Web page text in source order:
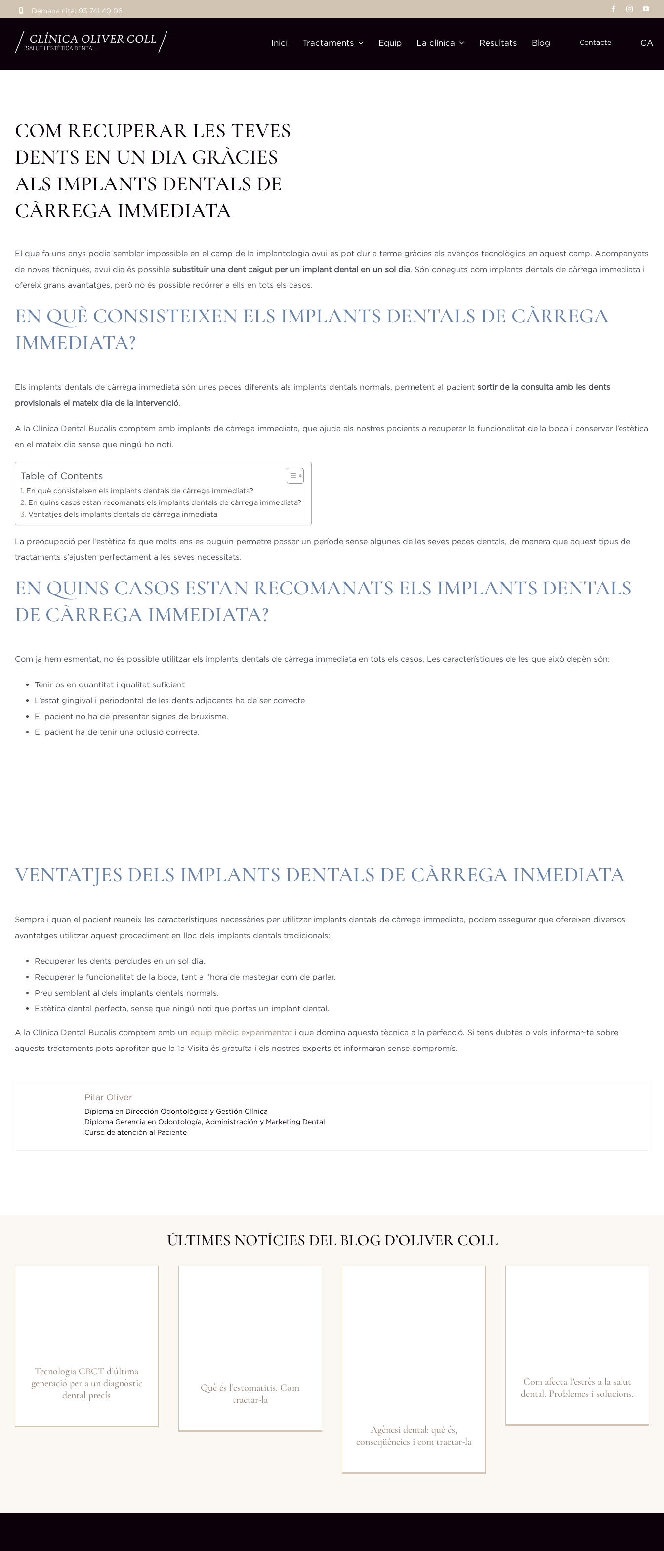
content
Demana cita: 93 741 40 06
Inici Tractaments Equip La clínica Resultats Blog Contacte CA
COM RECUPERAR LES TEVES
DENTS EN UN DIA GRÀCIES
ALS IMPLANTS DENTALS DE
CÀRREGA IMMEDIATA
El que fa uns anys podia semblar impossible en el camp de la implantologia avui es pot dur a terme gràcies als avenços tecnològics en aquest camp. Acompanyats
de noves tècniques, avui dia és possible substituir una dent caigut per un implant dental en un sol dia. Són coneguts com implants dentals de càrrega immediata i
ofereix grans avantatges, però no és possible recórrer a ells en tots els casos.
EN QUÈ CONSISTEIXEN ELS IMPLANTS DENTALS DE CÀRREGA
IMMEDIATA?
Els implants dentals de càrrega immediata són unes peces diferents als implants dentals normals, permetent al pacient sortir de la consulta amb les dents
provisionals el mateix dia de la intervenció.
A la Clínica Dental Bucalis comptem amb implants de càrrega immediata, que ajuda als nostres pacients a recuperar la funcionalitat de la boca i conservar l’estètica
en el mateix dia sense que ningú ho noti.
Table of Contents
En què consisteixen els implants dentals de càrrega immediata?
En quins casos estan recomanats els implants dentals de càrrega immediata?
Ventatjes dels implants dentals de càrrega inmediata
La preocupació per l’estètica fa que molts ens es puguin permetre passar un període sense algunes de les seves peces dentals, de manera que aquest tipus de
tractaments s’ajusten perfectament a les seves necessitats.
EN QUINS CASOS ESTAN RECOMANATS ELS IMPLANTS DENTALS
DE CÀRREGA IMMEDIATA?
Com ja hem esmentat, no és possible utilitzar els implants dentals de càrrega immediata en tots els casos. Les característiques de les que això depèn són:
Tenir os en quantitat i qualitat suficient
L’estat gingival i periodontal de les dents adjacents ha de ser correcte
El pacient no ha de presentar signes de bruxisme.
El pacient ha de tenir una oclusió correcta.
VENTATJES DELS IMPLANTS DENTALS DE CÀRREGA INMEDIATA
Sempre i quan el pacient reuneix les característiques necessàries per utilitzar implants dentals de càrrega immediata, podem assegurar que ofereixen diversos
avantatges utilitzar aquest procediment en lloc dels implants dentals tradicionals:
Recuperar les dents perdudes en un sol dia.
Recuperar la funcionalitat de la boca, tant a l’hora de mastegar com de parlar.
Preu semblant al dels implants dentals normals.
Estètica dental perfecta, sense que ningú noti que portes un implant dental.
A la Clínica Dental Bucalis comptem amb un equip mèdic experimentati que domina aquesta tècnica a la perfecció. Si tens dubtes o vols informar-te sobre
aquests tractaments pots aprofitar que la 1a Visita és gratuïta i els nostres experts et informaran sense compromís.
Pilar Oliver
Diploma en Dirección Odontológica y Gestión Clínica
Diploma Gerencia en Odontología, Administración y Marketing Dental
Curso de atención al Paciente
ÚLTIMES NOTÍCIES DEL BLOG D’OLIVER COLL
Tecnologia CBCT d’última
generació per a un diagnòstic
dental precís
Què és l’estomatitis. Com
tractar-la
Agènesi dental: què és,
conseqüències i com tractar-la
Com afecta l’estrès a la salut
dental. Problemes i solucions.